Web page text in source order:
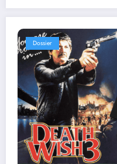
Dossier